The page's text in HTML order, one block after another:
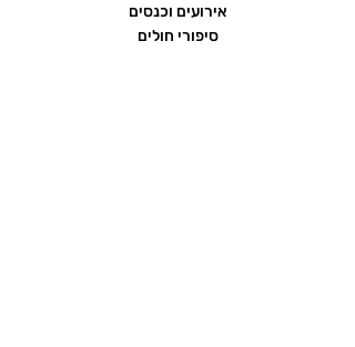
אירועים וכנסים
סיפורי חולים